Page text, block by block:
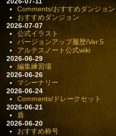
Comments/おすすめダンジョン
おすすめダンジョン
2026-07-07
公式イラスト
バージョンアップ履歴/Ver.5
アルテスノート公式wiki
2026-06-29
編集練習場
2026-06-26
マシーナリー
2026-06-24
Comments/ドレークセット
2026-06-21
盾
2026-06-20
おすすめ称号